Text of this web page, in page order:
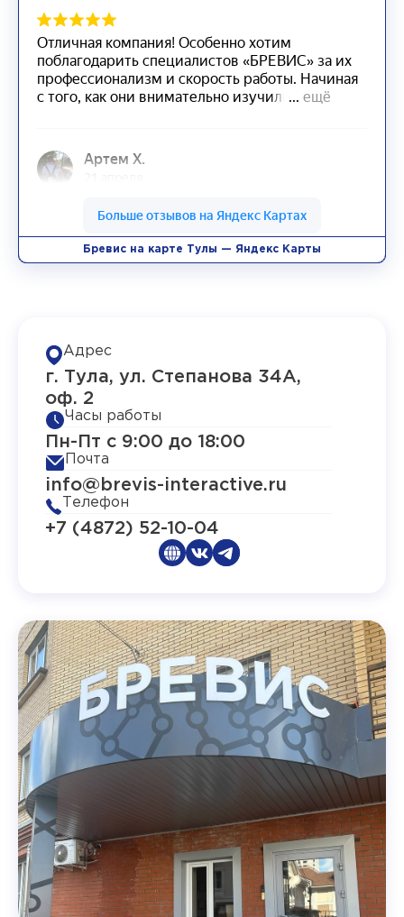
Бревис на карте Тулы — Яндекс Карты
Адрес
г. Тула, ул. Степанова 34А,
оф. 2
Часы работы
Пн-Пт с 9:00 до 18:00
Почта
info@brevis-interactive.ru
Телефон
+7 (4872) 52-10-04